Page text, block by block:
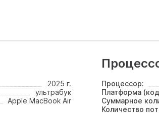
2025 г.
ультрабук
Apple MacBook Air
Процессор:
Платформа
Суммарное
Количество